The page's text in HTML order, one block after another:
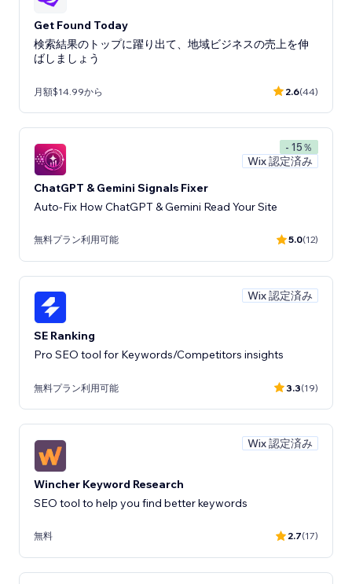
Get Found Today
検索結果のトップに躍り出て、地域ビジネスの売上を伸
ばしましょう
月額$14.99から 2.6(44)
- 15％
Wix 認定済み
ChatGPT & Gemini Signals Fixer
Auto-Fix How ChatGPT & Gemini Read Your Site
無料プラン利用可能 5.0(12)
Wix 認定済み
SE Ranking
Pro SEO tool for Keywords/Competitors insights
無料プラン利用可能 3.3(19)
Wix 認定済み
Wincher Keyword Research
SEO tool to help you find better keywords
無料 2.7(17)